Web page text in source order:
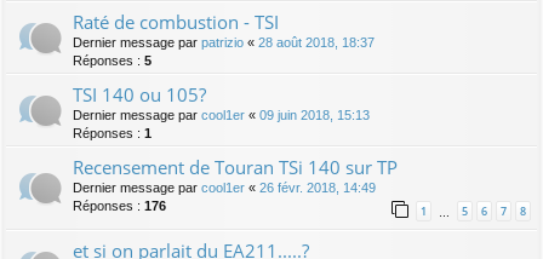
Raté de combustion - TSI
Dernier message par patrizio « 28 août 2018, 18:37
Réponses : 5
TSI 140 ou 105?
Dernier message par cool1er « 09 juin 2018, 15:13
Réponses : 1
Recensement de Touran TSi 140 sur TP
Dernier message par cool1er « 26 févr. 2018, 14:49
Réponses : 176 1 5 6 7 8
et si on parlait du EA211.....?